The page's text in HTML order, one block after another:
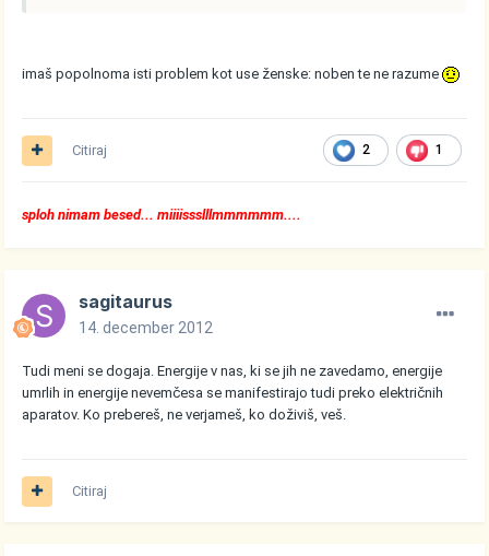
imaš popolnoma isti problem kot use ženske: noben te ne razume
2 1
Citiraj
sploh nimam besed... miiiissslllmmmmmm....
sagitaurus
14. december 2012
Tudi meni se dogaja. Energije v nas, ki se jih ne zavedamo, energije
umrlih in energije nevemčesa se manifestirajo tudi preko električnih
aparatov. Ko prebereš, ne verjameš, ko doživiš, veš.
Citiraj